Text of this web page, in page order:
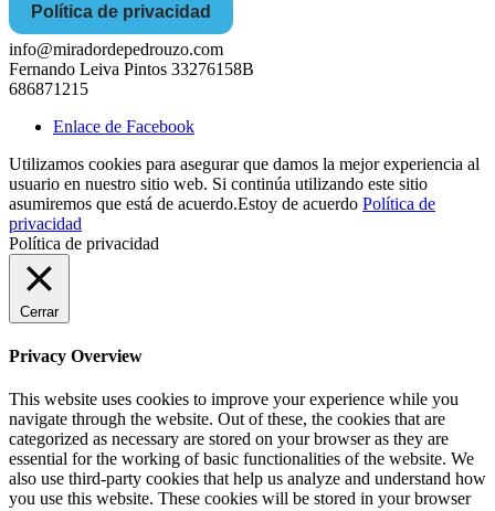
Política de privacidad
info@miradordepedrouzo.com
Fernando Leiva Pintos 33276158B
686871215
Enlace de Facebook
Utilizamos cookies para asegurar que damos la mejor experiencia al
usuario en nuestro sitio web. Si continúa utilizando este sitio
asumiremos que está de acuerdo.Estoy de acuerdo Política de
privacidad
Política de privacidad
Cerrar
Privacy Overview
This website uses cookies to improve your experience while you
navigate through the website. Out of these, the cookies that are
categorized as necessary are stored on your browser as they are
essential for the working of basic functionalities of the website. We
also use third-party cookies that help us analyze and understand how
you use this website. These cookies will be stored in your browser